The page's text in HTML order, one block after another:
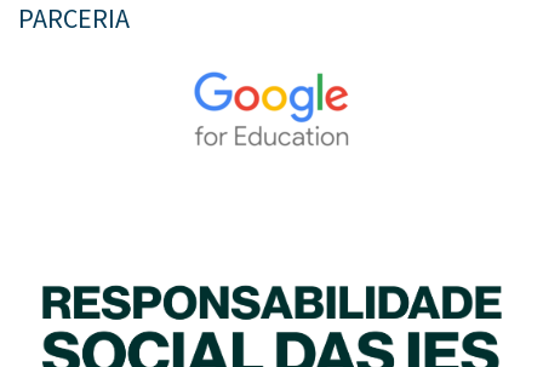
PARCERIA